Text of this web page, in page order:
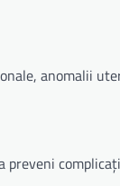
anomalii
preveni